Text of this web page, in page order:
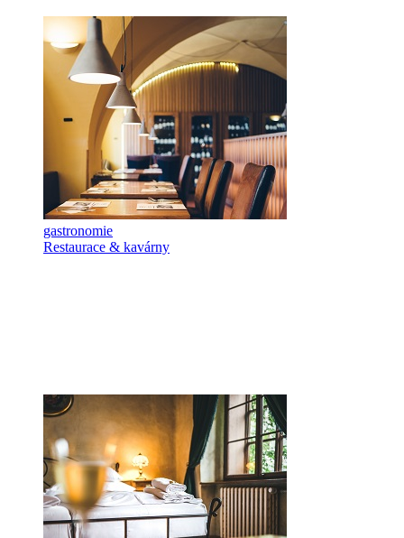
gastronomie
Restaurace & kavárny